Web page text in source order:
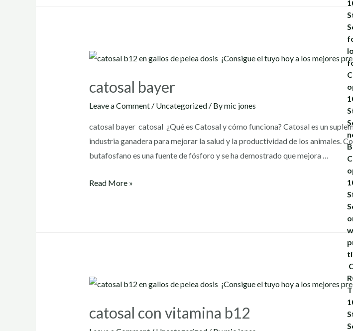
catosal bayer
Leave a Comment / Uncategorized/ Bymic jones
catosal bayer catosal ¿Qué es Catosal y cómo funciona? Catosal es un
industria ganadera para mejorar la salud y la productividad de los animales.
butafosfano es una fuente de fósforo y se ha demostrado que mejora …
catosal
Read More »
catosal con vitamina b12